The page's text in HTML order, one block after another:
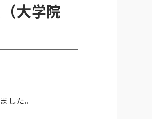
大学院
した。